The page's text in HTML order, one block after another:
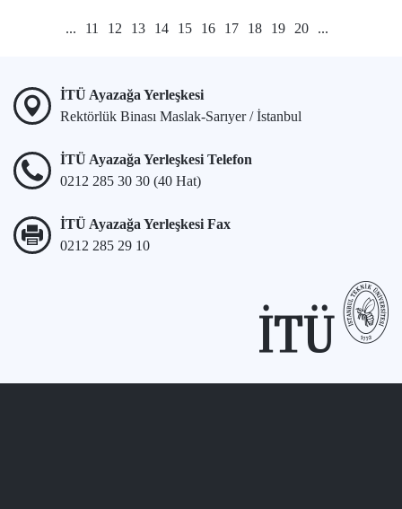
... 11 12 13 14 15 16 17 18 19 20 ...
İTÜ Ayazağa Yerleşkesi
Rektörlük Binası Maslak-Sarıyer / İstanbul
İTÜ Ayazağa Yerleşkesi Telefon
0212 285 30 30 (40 Hat)
İTÜ Ayazağa Yerleşkesi Fax
0212 285 29 10